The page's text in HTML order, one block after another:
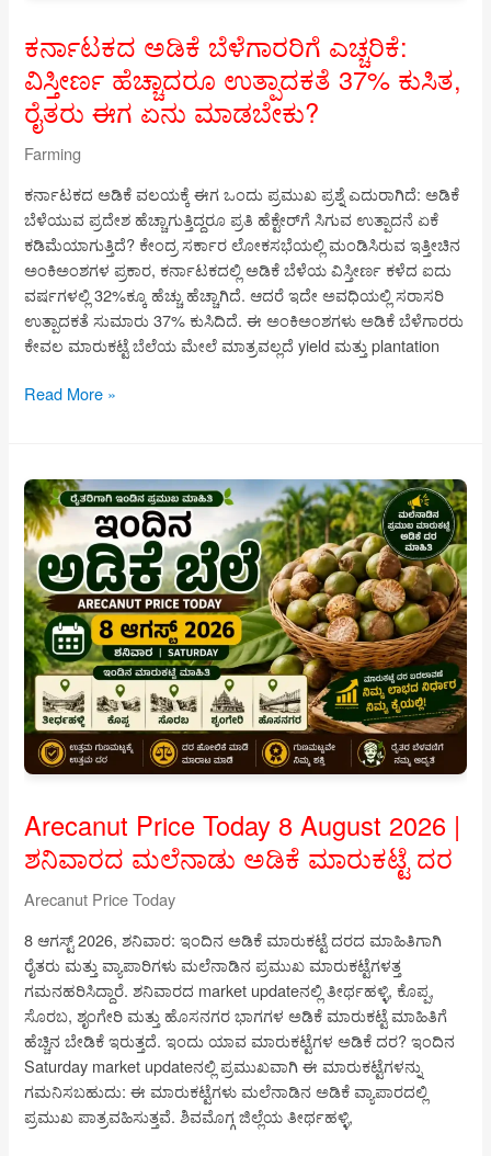
ಕರ್ನಾಟಕದ ಅಡಿಕೆ ಬೆಳೆಗಾರರಿಗೆ ಎಚ್ಚರಿಕೆ:
ವಿಸ್ತೀರ್ಣ ಹೆಚ್ಚಾದರೂ ಉತ್ಪಾದಕತೆ 37% ಕುಸಿತ,
ರೈತರು ಈಗ ಏನು ಮಾಡಬೇಕು?
Farming
ಕರ್ನಾಟಕದ ಅಡಿಕೆ ವಲಯಕ್ಕೆ ಈಗ ಒಂದು ಪ್ರಮುಖ ಪ್ರಶ್ನೆ ಎದುರಾಗಿದೆ: ಅಡಿಕೆ
ಬೆಳೆಯುವ ಪ್ರದೇಶ ಹೆಚ್ಚಾಗುತ್ತಿದ್ದರೂ ಪ್ರತಿ ಹೆಕ್ಟೇರ್‌ಗೆ ಸಿಗುವ ಉತ್ಪಾದನೆ ಏಕೆ
ಕಡಿಮೆಯಾಗುತ್ತಿದೆ? ಕೇಂದ್ರ ಸರ್ಕಾರ ಲೋಕಸಭೆಯಲ್ಲಿ ಮಂಡಿಸಿರುವ ಇತ್ತೀಚಿನ
ಅಂಕಿಅಂಶಗಳ ಪ್ರಕಾರ, ಕರ್ನಾಟಕದಲ್ಲಿ ಅಡಿಕೆ ಬೆಳೆಯ ವಿಸ್ತೀರ್ಣ ಕಳೆದ ಐದು
ವರ್ಷಗಳಲ್ಲಿ 32%ಕ್ಕೂ ಹೆಚ್ಚು ಹೆಚ್ಚಾಗಿದೆ. ಆದರೆ ಇದೇ ಅವಧಿಯಲ್ಲಿ ಸರಾಸರಿ
ಉತ್ಪಾದಕತೆ ಸುಮಾರು 37% ಕುಸಿದಿದೆ. ಈ ಅಂಕಿಅಂಶಗಳು ಅಡಿಕೆ ಬೆಳೆಗಾರರು
ಕೇವಲ ಮಾರುಕಟ್ಟೆ ಬೆಲೆಯ ಮೇಲೆ ಮಾತ್ರವಲ್ಲದೆ yield ಮತ್ತು plantation
ಕರ್ನಾಟಕದ
ವಿಸ್ತೀರ್ಣ
ಹೆಚ್ಚಾದರೂ
ಉತ್ಪಾದಕತೆ
37%
ಕುಸಿತ,
ರೈತರು
ಈಗ
ಏನು
ಮಾಡಬೇಕು?
Read More »
Arecanut Price Today 8 August 2026 |
ಶನಿವಾರದ ಮಲೆನಾಡು ಅಡಿಕೆ ಮಾರುಕಟ್ಟೆ ದರ
Arecanut Price Today
8 ಆಗಸ್ಟ್ 2026, ಶನಿವಾರ: ಇಂದಿನ ಅಡಿಕೆ ಮಾರುಕಟ್ಟೆ ದರದ ಮಾಹಿತಿಗಾಗಿ
ರೈತರು ಮತ್ತು ವ್ಯಾಪಾರಿಗಳು ಮಲೆನಾಡಿನ ಪ್ರಮುಖ ಮಾರುಕಟ್ಟೆಗಳತ್ತ
ಗಮನಹರಿಸಿದ್ದಾರೆ. ಶನಿವಾರದ market updateನಲ್ಲಿ ತೀರ್ಥಹಳ್ಳಿ, ಕೊಪ್ಪ,
ಸೊರಬ, ಶೃಂಗೇರಿ ಮತ್ತು ಹೊಸನಗರ ಭಾಗಗಳ ಅಡಿಕೆ ಮಾರುಕಟ್ಟೆ ಮಾಹಿತಿಗೆ
ಹೆಚ್ಚಿನ ಬೇಡಿಕೆ ಇರುತ್ತದೆ. ಇಂದು ಯಾವ ಮಾರುಕಟ್ಟೆಗಳ ಅಡಿಕೆ ದರ? ಇಂದಿನ
Saturday market updateನಲ್ಲಿ ಪ್ರಮುಖವಾಗಿ ಈ ಮಾರುಕಟ್ಟೆಗಳನ್ನು
ಗಮನಿಸಬಹುದು: ಈ ಮಾರುಕಟ್ಟೆಗಳು ಮಲೆನಾಡಿನ ಅಡಿಕೆ ವ್ಯಾಪಾರದಲ್ಲಿ
ಪ್ರಮುಖ ಪಾತ್ರವಹಿಸುತ್ತವೆ. ಶಿವಮೊಗ್ಗ ಜಿಲ್ಲೆಯ ತೀರ್ಥಹಳ್ಳಿ,